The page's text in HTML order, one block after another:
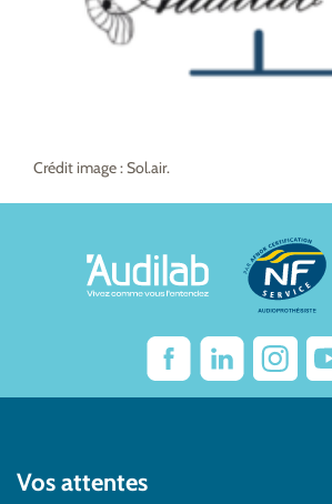
Crédit image : Sol.air.
Vos attentes